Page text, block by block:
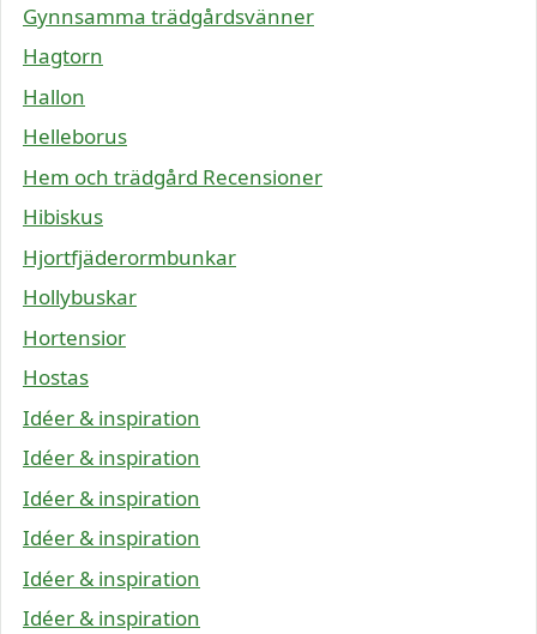
Gynnsamma trädgårdsvänner
Hagtorn
Hallon
Helleborus
Hem och trädgård Recensioner
Hibiskus
Hjortfjäderormbunkar
Hollybuskar
Hortensior
Hostas
Idéer & inspiration
Idéer & inspiration
Idéer & inspiration
Idéer & inspiration
Idéer & inspiration
Idéer & inspiration